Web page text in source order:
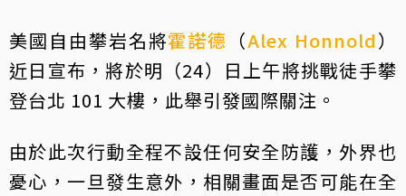
美國自由攀岩名將霍諾德 （Alex Honnold）
近日宣布，將於明（24）日上午將挑戰徒手攀
登台北 101 大樓，此舉引發國際關注。
由於此次行動全程不設任何安全防護，外界也
憂心，一旦發生意外，相關畫面是否可能在全